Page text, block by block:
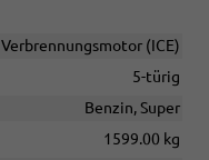
Verbrennungsmotor (ICE)
5-türig
Benzin, Super
1599.00 kg